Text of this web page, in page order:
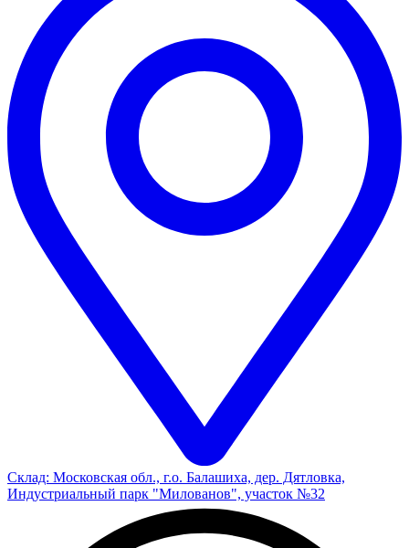
Склад: Московская обл., г.о. Балашиха, дер. Дятловка,
Индустриальный парк "Милованов", участок №32